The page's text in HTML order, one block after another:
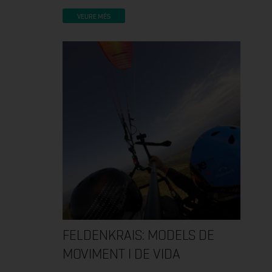
VEURE MÉS
FELDENKRAIS: MODELS DE
MOVIMENT I DE VIDA